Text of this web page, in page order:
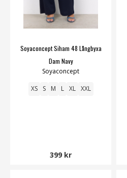
Soyaconcept Siham 48 Långbyxa
Dam Navy
Soyaconcept
XS S M L XL XXL
399 kr